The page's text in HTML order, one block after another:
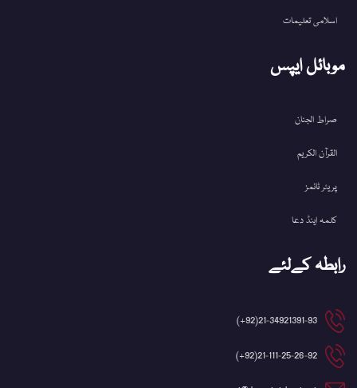
اسلامی تعلیمات
موبائل ایپس
صراط الجنان
القرآن الکریم
پریئر ٹائمز
کلمہ اینڈ دعا
رابطہ کےلئے
21-34921391-93(92+)
21-111-25-26-92(92+)